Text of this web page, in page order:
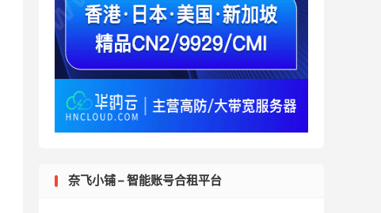
奈飞小铺 – 智能账号合租平台